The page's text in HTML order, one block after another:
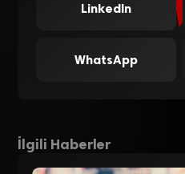
LinkedIn
WhatsApp
İlgili Haberler